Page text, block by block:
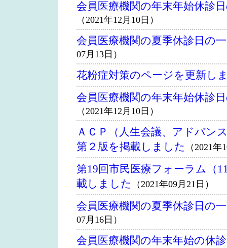
会員医療機関の年末年始休診
（2021年12月10日）
会員医療機関の夏季休診日の
07月13日）
花粉症対策のページを更新し
会員医療機関の年末年始休診
（2021年12月10日）
ＡＣＰ（人生会議、アドバン
第２版を掲載しました
（2021
第19回市民医療フォーラム（
載しました
（2021年09月21日）
会員医療機関の夏季休診日の
07月16日）
会員医療機関の年末年始の休